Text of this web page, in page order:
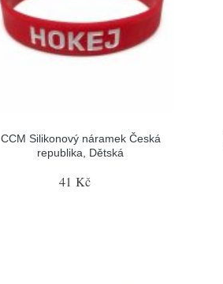
CCM Silikonový náramek Česká
republika, Dětská
41 Kč